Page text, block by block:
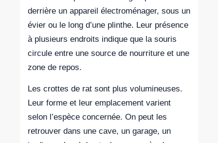
derrière un appareil électroménager, sous un
évier ou le long d’une plinthe. Leur présence
à plusieurs endroits indique que la souris
circule entre une source de nourriture et une
zone de repos.
Les crottes de rat sont plus volumineuses.
Leur forme et leur emplacement varient
selon l’espèce concernée. On peut les
retrouver dans une cave, un garage, un